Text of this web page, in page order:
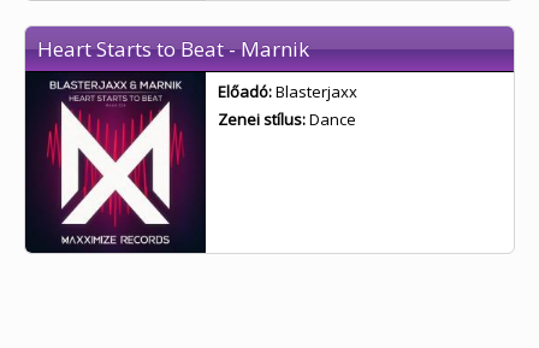
Heart Starts to Beat - Marnik
Előadó:Blasterjaxx
Zenei stílus:Dance